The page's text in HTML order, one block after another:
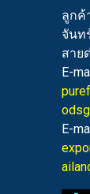
ลูกค้
จันท
สาย
E-
E-